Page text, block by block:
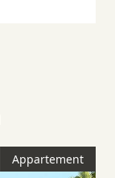
Appartement